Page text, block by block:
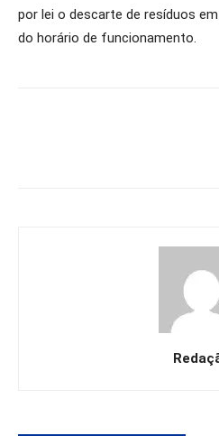
por lei o descarte de resíduos
do horário de funcionamento.